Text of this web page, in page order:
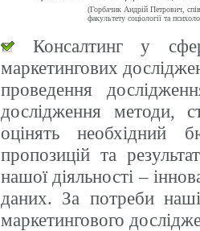
(Горбачик Андрій Петрович,
факультету соціології та
Консалтинг у
маркетингових
проведення
дослідження методи,
оцінять необхідний
пропозицій та
нашої діяльності –
даних. За потреби
маркетингового